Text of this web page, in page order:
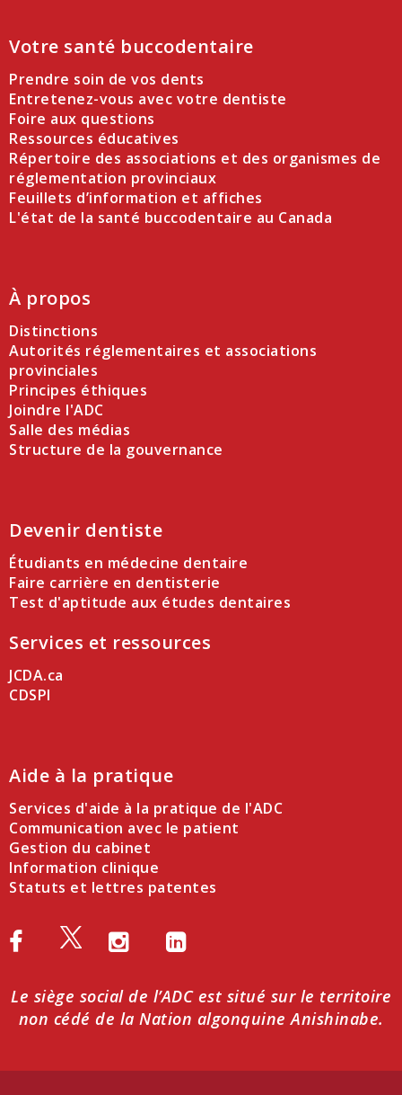
Votre santé buccodentaire
Prendre soin de vos dents
Entretenez-vous avec votre dentiste
Foire aux questions
Ressources éducatives
Répertoire des associations et des organismes de
réglementation provinciaux
Feuillets d’information et affiches
L'état de la santé buccodentaire au Canada
À propos
Distinctions
Autorités réglementaires et associations
provinciales
Principes éthiques
Joindre l'ADC
Salle des médias
Structure de la gouvernance
Devenir dentiste
Étudiants en médecine dentaire
Faire carrière en dentisterie
Test d'aptitude aux études dentaires
Services et ressources
JCDA.ca
CDSPI
Aide à la pratique
Services d'aide à la pratique de l'ADC
Communication avec le patient
Gestion du cabinet
Information clinique
Statuts et lettres patentes
Le siège social de l’ADC est situé sur le territoire
non cédé de la Nation algonquine Anishinabe.